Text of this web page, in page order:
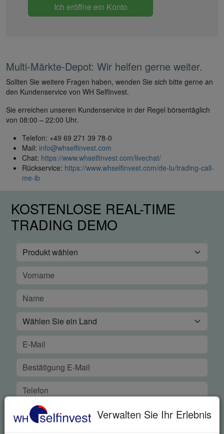
Ich eröffne ein Konto
Multi-Märkte-Depot: Wir helfen gerne weiter.
Sollten Sie weitere Fragen haben, wenden Sie sich bitte gerne an
den Kundenservice von WH SelfInvest.
Sie erreichen unseren Kundenservice in der Regel börsentäglich
von 08:00 – 22:00 Uhr.
Telefon: +49 69 271 39 78-0
Mail: info@whselfinvest.com
Chat: https://www.whselfinvest.com/livechat/
Rückservice: https://www.whselfinvest.com/de-lu/trading-call-
me-ib
Verwalten Sie Ihr Erlebnis
KOSTENLOSE REAL-TIME
TRADING DEMO